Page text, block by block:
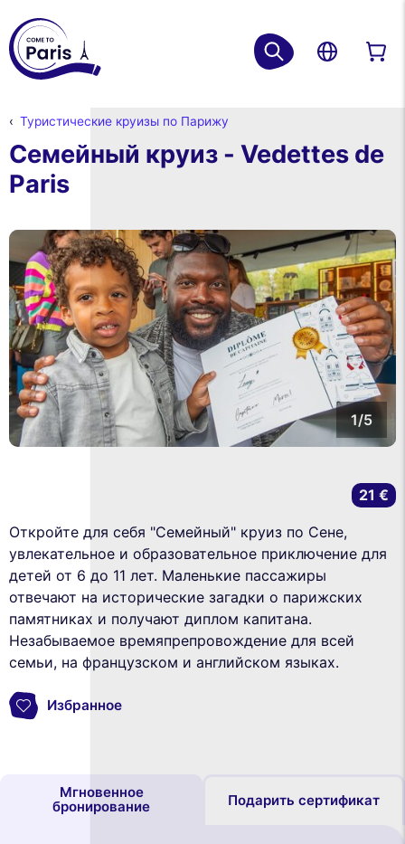
Туристические круизы по Парижу
Семейный круиз - Vedettes de
Paris
1/5
Откройте для себя "Семейный" круиз по Сене,
увлекательное и образовательное приключение для
детей от 6 до 11 лет. Маленькие пассажиры
отвечают на исторические загадки о парижских
памятниках и получают диплом капитана.
Незабываемое времяпрепровождение для всей
семьи, на французском и английском языках.
Избранное
21 €
Мгновенное
бронирование
Подарить сертификат